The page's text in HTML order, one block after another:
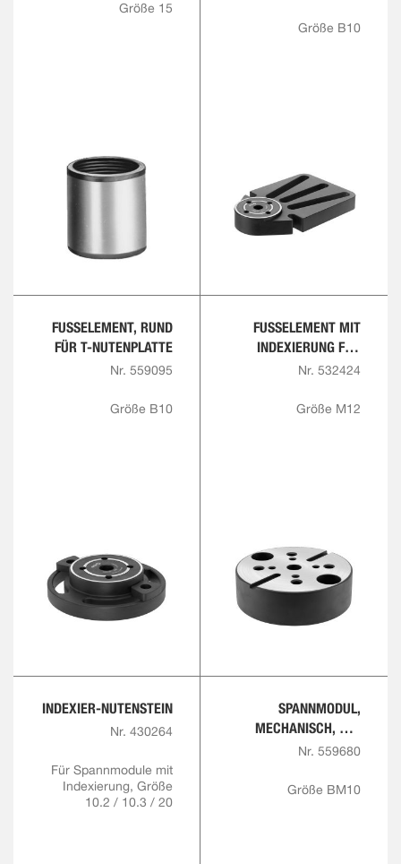
Größe 15
Größe B10
FUSSELEMENT, RUND F
ÜR T-NUTENPLATTE
Nr. 559095
Größe B10
FUSSELEMENT MIT I
NDEXIERUNG FÜR R
ASTERPLATTEN
Nr. 532424
Größe M12
INDEXIER-NUTENSTEIN
Nr. 430264
Für Spannmodule mit
Indexierung, Größe
10.2 / 10.3 / 20
SPANNMODUL,
MECHANISCH, MIT
INDEXIERUNG
Nr. 559680
Größe BM10